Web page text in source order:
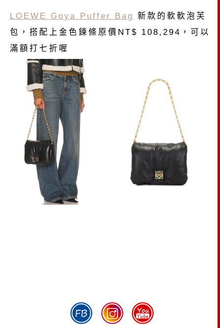
LOEWE Goya Puffer Bag
新款的軟軟泡芙
包，搭配上金色鍊條原價NT$ 108,294，可以
滿額打七折喔